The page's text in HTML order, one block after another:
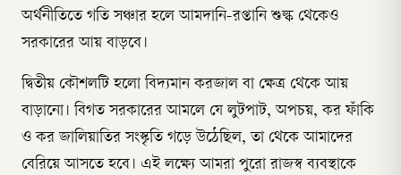
অর্থনীতিতে গতি সঞ্চার হলে আমদানি-রপ্তানি শুল্ক থেকেও
সরকারের আয় বাড়বে।
দ্বিতীয় কৌশলটি হলো বিদ্যমান করজাল বা ক্ষেত্র থেকে আয়
বাড়ানো। বিগত সরকারের আমলে যে লুটপাট, অপচয়, কর ফাঁকি
ও কর জালিয়াতির সংস্কৃতি গড়ে উঠেছিল, তা থেকে আমাদের
বেরিয়ে আসতে হবে। এই লক্ষ্যে আমরা পুরো রাজস্ব ব্যবস্থাকে